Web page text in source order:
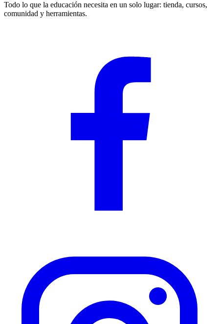
Todo lo que la educación necesita en un solo lugar: tienda, cursos,
comunidad y herramientas.